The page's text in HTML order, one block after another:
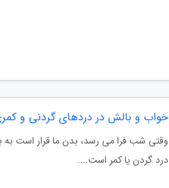
خواب و بالش در دردهای گردنی و
وقتی شب فرا می رسد، بدن ما قرار است به
درد گردن یا کمر است....